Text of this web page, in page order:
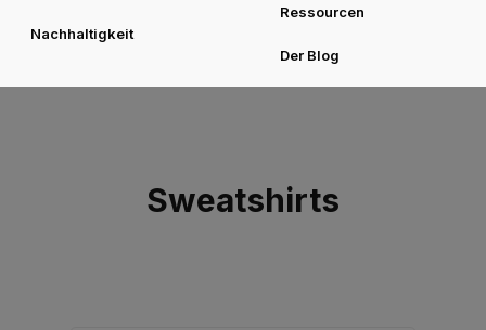
Nachhaltigkeit
Ressourcen
Der Blog
Sweatshirts